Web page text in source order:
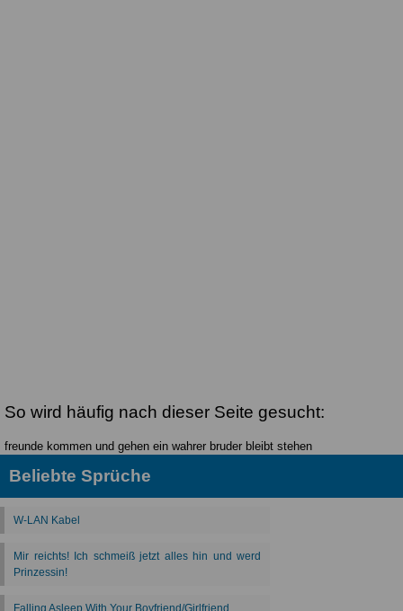
So wird häufig nach dieser Seite gesucht:
freunde kommen und gehen ein wahrer bruder bleibt stehen
Beliebte Sprüche